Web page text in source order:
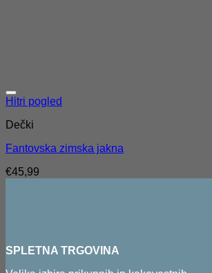
Hitri pogled
Dečki
Fantovska zimska jakna
€45,99
SPLETNA TRGOVINA